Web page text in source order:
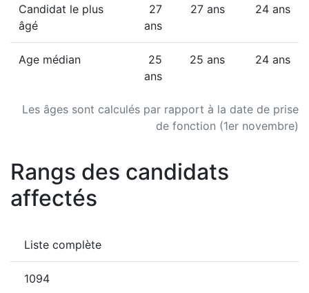
Les âges sont calculés par rapport à la date de prise
de fonction (1er novembre)
Candidat le plus
âgé
27
ans
27 ans 24 ans
Age médian
25
ans
25 ans 24 ans
Rangs des candidats
affectés
Liste complète
1094